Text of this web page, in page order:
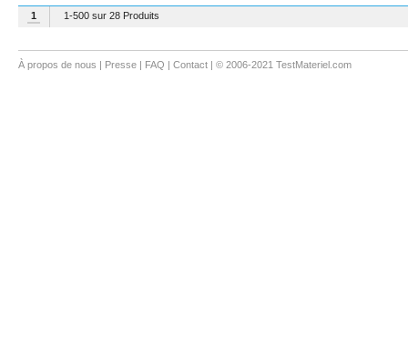
1 1-500 sur 28 Produits
À propos de nous | Presse | FAQ | Contact | © 2006-2021 TestMateriel.com